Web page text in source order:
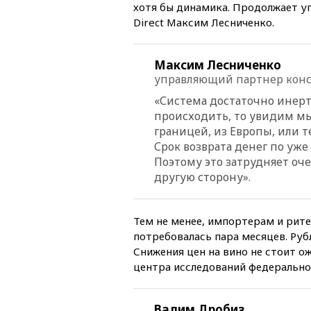
хотя бы динамика. Продолжает
Direct Максим Лесниченко.
Максим Лесниченко
управляющий партнер
«Система достаточно
происходить, то увидим
границей, из Европы, или
Срок возврата денег по
Поэтому это затрудняет
другую сторону».
Тем не менее, импортерам и
потребовалась пара месяцев.
Снижения цен на вино не стоит
центра исследований